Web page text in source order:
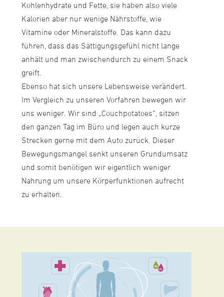
Kohlenhydrate und Fette, sie haben also viele
Kalorien aber nur wenige Nährstoffe, wie
Vitamine oder Mineralstoffe. Das kann dazu
führen, dass das Sättigungsgefühl nicht lange
anhält und man zwischendurch zu einem Snack
greift.
Ebenso hat sich unsere Lebensweise verändert.
Im Vergleich zu unseren Vorfahren bewegen wir
uns weniger. Wir sind „Couchpotatoes“, sitzen
den ganzen Tag im Büro und legen auch kurze
Strecken gerne mit dem Auto zurück. Dieser
Bewegungsmangel senkt unseren Grundumsatz
und somit benötigen wir eigentlich weniger
Nahrung um unsere Körperfunktionen aufrecht
zu erhalten.